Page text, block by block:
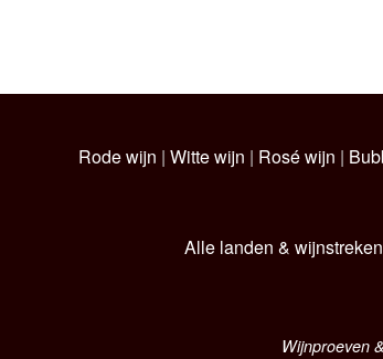
Rode wijn | Witte wijn | Rosé wijn |
Alle landen & wijnstreken
Wijnproeven